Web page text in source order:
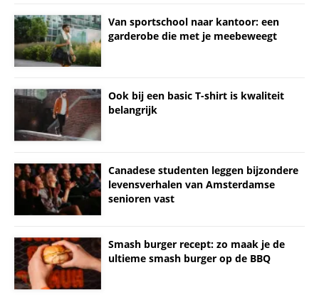
Van sportschool naar kantoor: een
garderobe die met je meebeweegt
Ook bij een basic T-shirt is kwaliteit
belangrijk
Canadese studenten leggen bijzondere
levensverhalen van Amsterdamse
senioren vast
Smash burger recept: zo maak je de
ultieme smash burger op de BBQ